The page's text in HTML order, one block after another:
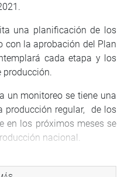
planificación de los
con la aprobación del Plan
cada etapa y los
producción.
monitoreo se tiene una
producción regular, de los
en los próximos meses se
nacional.